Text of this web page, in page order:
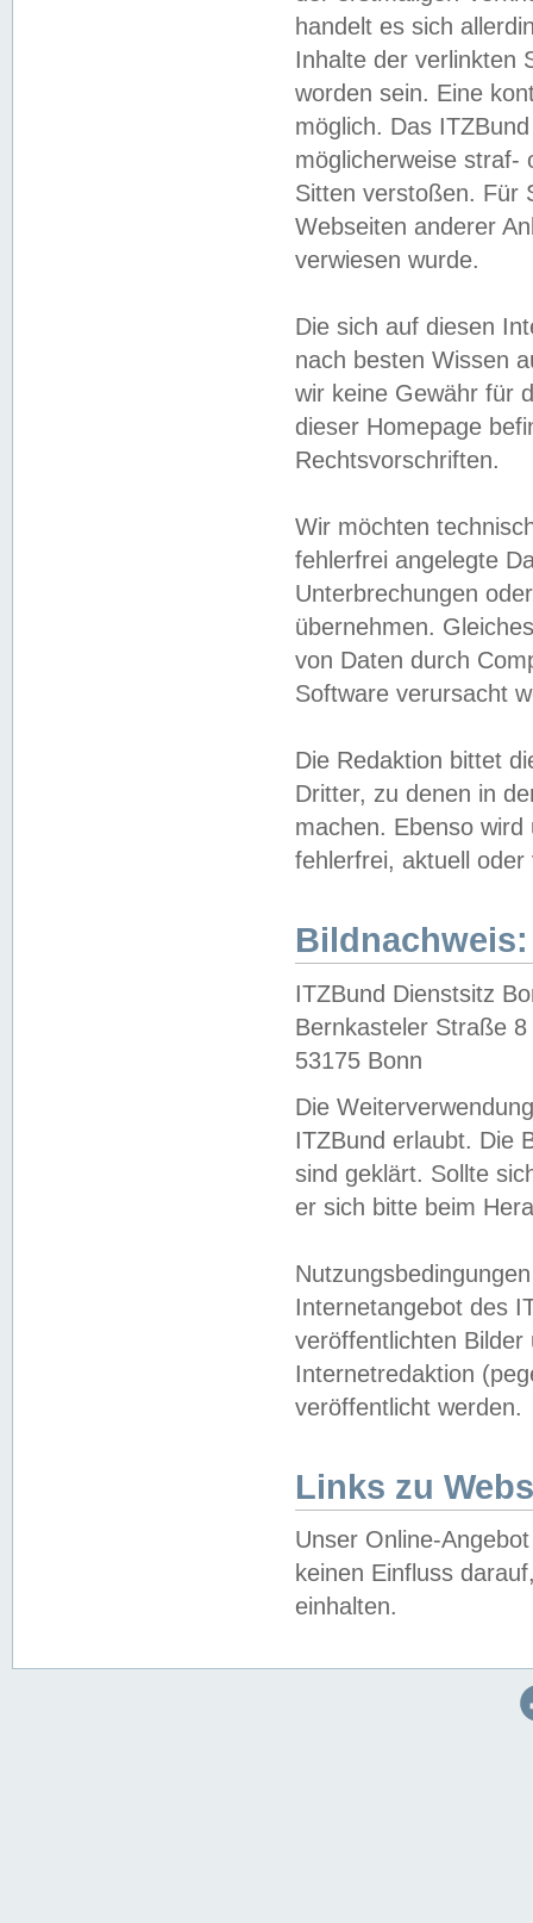
handelt es sich
Inhalte der verlinkten
worden sein. Eine
möglich. Das
möglicherweise straf-
Sitten verstoßen. Für
Webseiten anderer
verwiesen wurde.
Die sich auf diesen
nach besten Wissen
wir keine Gewähr für
dieser Homepage
Rechtsvorschriften.
Wir möchten
fehlerfrei angelegte
Unterbrechungen
übernehmen.
von Daten durch
Software verursacht
Die Redaktion bittet
Dritter, zu denen in
machen. Ebenso
fehlerfrei, aktuell oder
Bildnachweis:
ITZBund Dienstsitz
Bernkasteler Straße 8
53175 Bonn
Die
ITZBund erlaubt. Die
sind geklärt. Sollte
er sich bitte beim
Internetangebot des
veröffentlichten
Internetredaktion
veröffentlicht werden.
Links zu
Unser Online-
keinen Einfluss
einhalten.